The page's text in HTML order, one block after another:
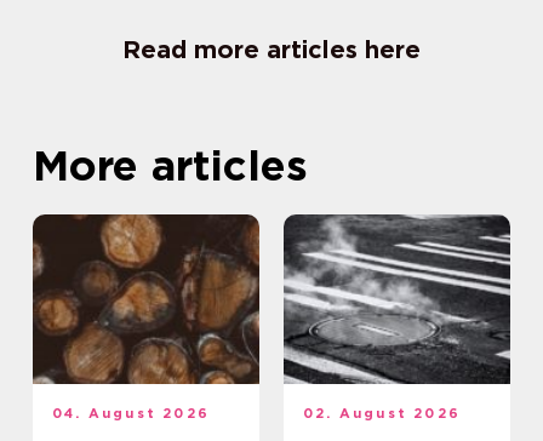
Read more articles here
More articles
04. August 2026 02. August 2026